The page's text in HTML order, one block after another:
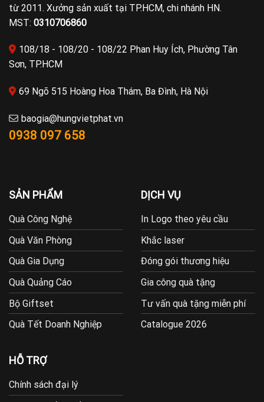
từ 2011. Xưởng sản xuất tại TP.HCM, chi nhánh HN.
MST: 0310706860
108/18 - 108/20 - 108/22 Phan Huy Ích, Phường Tân
Sơn, TP.HCM
69 Ngõ 515 Hoàng Hoa Thám, Ba Đình, Hà Nội
baogia@hungvietphat.vn
0938 097 658
SẢN PHẨM
Quà Công Nghệ
Quà Văn Phòng
Quà Gia Dụng
Quà Quảng Cáo
Bộ Giftset
Quà Tết Doanh Nghiệp
DỊCH VỤ
In Logo theo yêu cầu
Khắc laser
Đóng gói thương hiệu
Gia công quà tặng
Tư vấn quà tặng miễn phí
Catalogue 2026
HỖ TRỢ
Chính sách đại lý